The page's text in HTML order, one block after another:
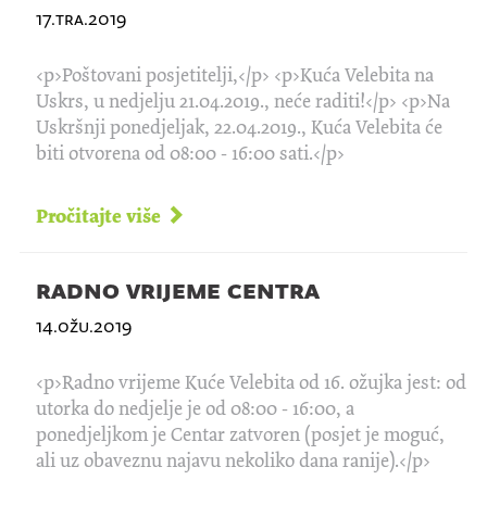
17.tra.2019
<p>Poštovani posjetitelji,</p> <p>Kuća Velebita na
Uskrs, u nedjelju 21.04.2019., neće raditi!</p> <p>Na
Uskršnji ponedjeljak, 22.04.2019., Kuća Velebita će
biti otvorena od 08:00 - 16:00 sati.</p>
Pročitajte više
radno vrijeme centra
14.ožu.2019
<p>Radno vrijeme Kuće Velebita od 16. ožujka jest: od
utorka do nedjelje je od 08:00 - 16:00, a
ponedjeljkom je Centar zatvoren (posjet je moguć,
ali uz obaveznu najavu nekoliko dana ranije).</p>